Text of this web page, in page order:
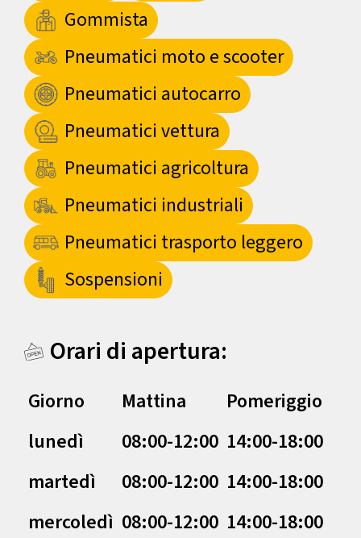
Gommista
Pneumatici moto e scooter
Pneumatici autocarro
Pneumatici vettura
Pneumatici agricoltura
Pneumatici industriali
Pneumatici trasporto leggero
Sospensioni
Orari di apertura:
Giorno Mattina
Pomeriggio
lunedì
08:00-12:00 14:00-18:00
martedì
08:00-12:00 14:00-18:00
mercoledì 08:00-12:00 14:00-18:00